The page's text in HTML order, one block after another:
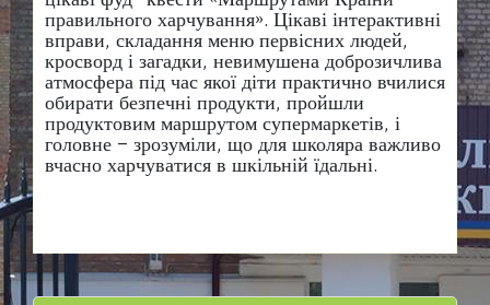
правильного харчування». Цікаві інтерактивні
вправи, складання меню первісних людей,
кросворд і загадки, невимушена доброзичлива
атмосфера під час якої діти практично вчилися
обирати безпечні продукти, пройшли
продуктовим маршрутом супермаркетів, і
головне – зрозуміли, що для школяра важливо
вчасно харчуватися в шкільній їдальні.